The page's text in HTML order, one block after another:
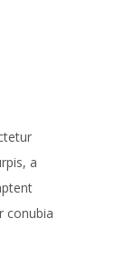
a
conubia